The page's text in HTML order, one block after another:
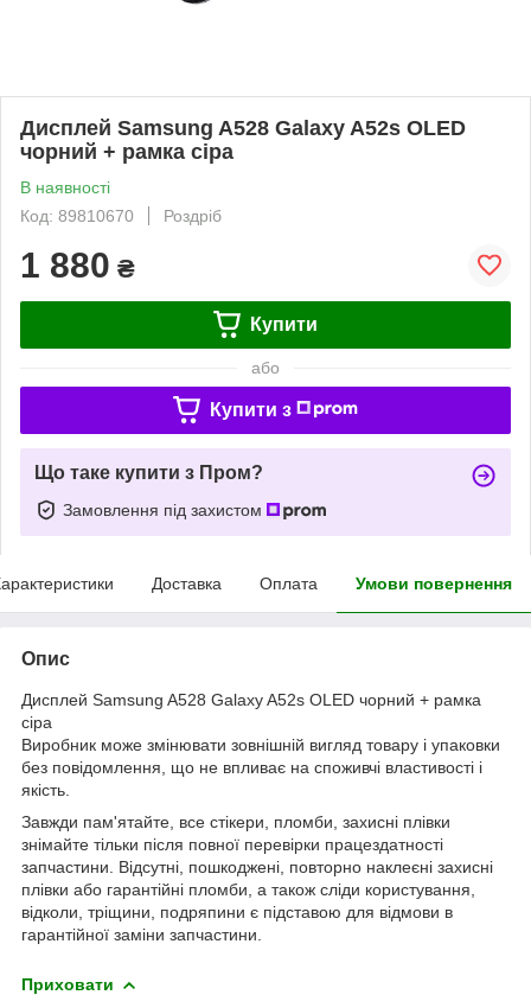
Дисплей Samsung A528 Galaxy A52s OLED
чорний + рамка сіра
В наявності
Код: 89810670
Роздріб
1 880 ₴
Купити
або
Купити з
Що таке купити з Пром?
Замовлення під захистом
Доставка Оплата Умови повернення
Опис
Дисплей Samsung A528 Galaxy A52s OLED чорний + рамка
сіра
Виробник може змінювати зовнішній вигляд товару і упаковки
без повідомлення, що не впливає на споживчі властивості і
якість.
Завжди пам'ятайте, все стікери, пломби, захисні плівки
знімайте тільки після повної перевірки працездатності
запчастини. Відсутні, пошкоджені, повторно наклеєні захисні
плівки або гарантійні пломби, а також сліди користування,
відколи, тріщини, подряпини є підставою для відмови в
гарантійної заміни запчастини.
Приховати